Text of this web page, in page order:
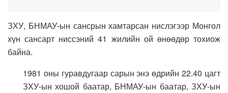
ЗХУ, БНМАУ-ын сансрын хамтарсан нислэгээр Монгол
хүн сансарт ниссэний 41 жилийн ой өнөөдөр тохиож
байна.
1981 оны гуравдугаар сарын энэ өдрийн 22.40 цагт
ЗХУ-ын хошой баатар, БНМАУ-ын баатар, ЗХУ-ын